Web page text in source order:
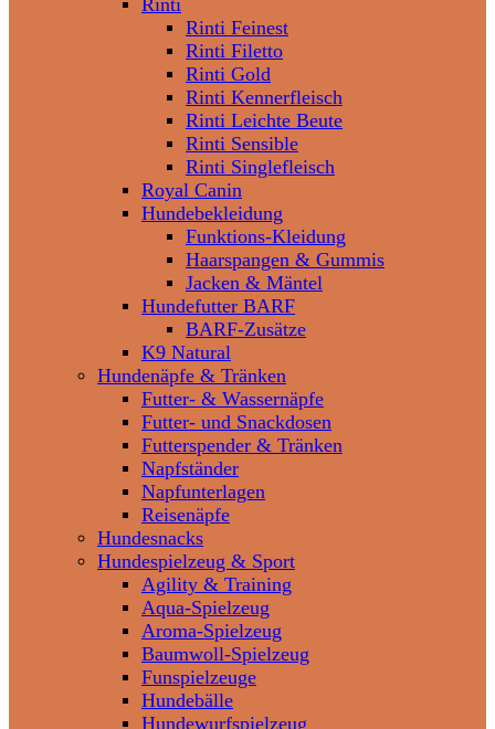
Rinti
Rinti Feinest
Rinti Filetto
Rinti Gold
Rinti Kennerfleisch
Rinti Leichte Beute
Rinti Sensible
Rinti Singlefleisch
Royal Canin
Hundebekleidung
Funktions-Kleidung
Haarspangen & Gummis
Jacken & Mäntel
Hundefutter BARF
BARF-Zusätze
K9 Natural
Hundenäpfe & Tränken
Futter- & Wassernäpfe
Futter- und Snackdosen
Futterspender & Tränken
Napfständer
Napfunterlagen
Reisenäpfe
Hundesnacks
Hundespielzeug & Sport
Agility & Training
Aqua-Spielzeug
Aroma-Spielzeug
Baumwoll-Spielzeug
Funspielzeuge
Hundebälle
Hundewurfspielzeug